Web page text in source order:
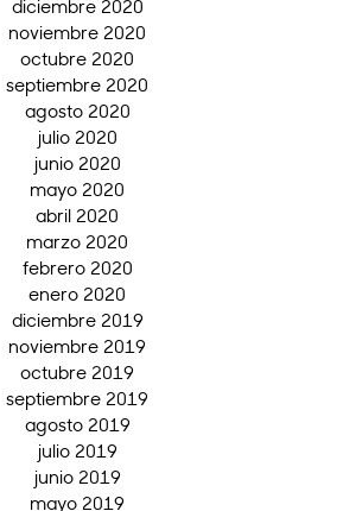
diciembre 2020
noviembre 2020
octubre 2020
septiembre 2020
agosto 2020
julio 2020
junio 2020
mayo 2020
abril 2020
marzo 2020
febrero 2020
enero 2020
diciembre 2019
noviembre 2019
octubre 2019
septiembre 2019
agosto 2019
julio 2019
junio 2019
mayo 2019